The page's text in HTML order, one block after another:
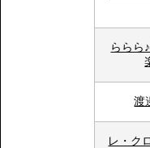
ららら
渡
レ・ク